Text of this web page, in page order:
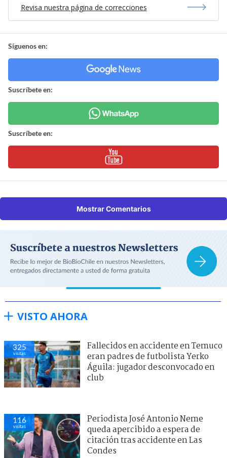
Revisa nuestra página de correcciones
Síguenos en:
Suscríbete en:
Suscríbete en:
Mostrar Comentarios
VISTO AHORA
325
visitas
Fallecidos en accidente en Temuco
eran padres de futbolista Yerko
Águila: jugador desconvocado en
club
116
visitas
Periodista José Antonio Neme
queda apercibido a espera de
citación tras accidente en Las
Condes